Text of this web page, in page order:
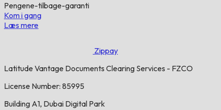
Pengene-tilbage-garanti
Kom i gang
Læs mere
Zippay
Latitude Vantage Documents Clearing Services - FZCO
License Number: 85995
Building A1, Dubai Digital Park